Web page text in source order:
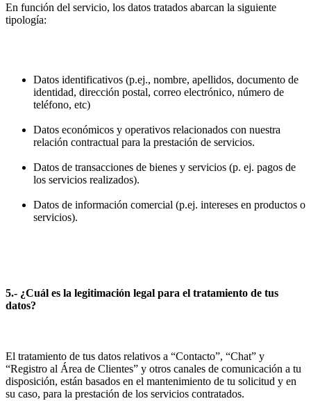
En función del servicio, los datos tratados abarcan la siguiente
tipología:
Datos identificativos (p.ej., nombre, apellidos, documento de
identidad, dirección postal, correo electrónico, número de
teléfono, etc)
Datos económicos y operativos relacionados con nuestra
relación contractual para la prestación de servicios.
Datos de transacciones de bienes y servicios (p. ej. pagos de
los servicios realizados).
Datos de información comercial (p.ej. intereses en productos o
servicios).
5.- ¿Cuál es la legitimación legal para el tratamiento de tus
datos?
El tratamiento de tus datos relativos a “Contacto”, “Chat” y
“Registro al Área de Clientes” y otros canales de comunicación a tu
disposición, están basados en el mantenimiento de tu solicitud y en
su caso, para la prestación de los servicios contratados.